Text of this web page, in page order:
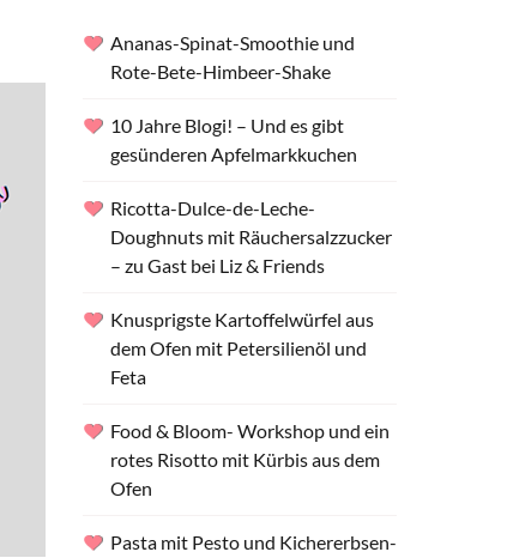
Ananas-Spinat-Smoothie und
Rote-Bete-Himbeer-Shake
10 Jahre Blogi! – Und es gibt
gesünderen Apfelmarkkuchen
Ricotta-Dulce-de-Leche-
Doughnuts mit Räuchersalzzucker
– zu Gast bei Liz & Friends
Knusprigste Kartoffelwürfel aus
dem Ofen mit Petersilienöl und
Feta
Food & Bloom- Workshop und ein
rotes Risotto mit Kürbis aus dem
Ofen
Pasta mit Pesto und Kichererbsen-